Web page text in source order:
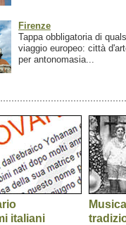
Firenze
Tappa obbligatoria di
viaggio europeo: città
per antonomasia...
italiani
Musica